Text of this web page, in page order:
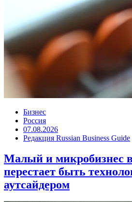
Бизнес
Россия
07.08.2026
Редакция Russian Business Guide
Малый и микробизнес
перестает быть
аутсайдером